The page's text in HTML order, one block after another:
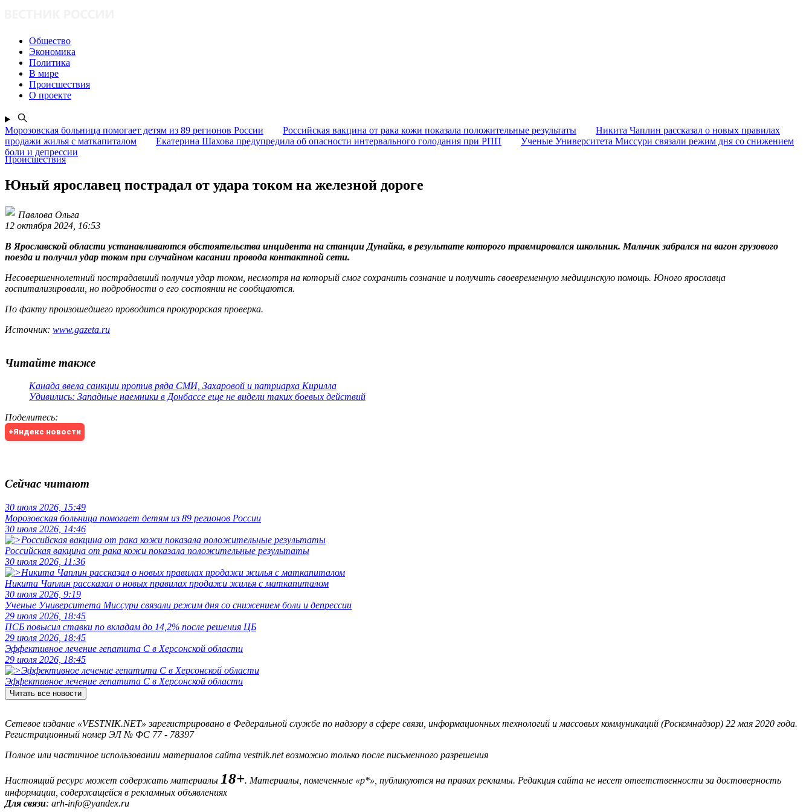
Общество
Экономика
Политика
В мире
Происшествия
О проекте
Морозовская больница помогает детям из 89 регионов России Российская вакцина от рака кожи показала положительные результаты
Никита Чаплин рассказал о новых правилах
продажи жилья с маткапиталом
Екатерина Шахова предупредила об опасности интервального голодания при РПП
Ученые Университета Миссури связали режим дня со снижением
боли и депрессии
Происшествия
Юный ярославец пострадал от удара током на железной дороге
Павлова Ольга
12 октября 2024, 16:53
В Ярославской области устанавливаются обстоятельства инцидента на станции Дунайка, в результате которого травмировался школьник. Мальчик забрался на вагон грузового
поезда и получил удар током при случайном касании провода контактной сети.
Несовершеннолетний пострадавший получил удар током, несмотря на который смог сохранить сознание и получить своевременную медицинскую помощь. Юного ярославца
госпитализировали, но подробности о его состоянии не сообщаются.
По факту произошедшего проводится прокурорская проверка.
Источник: www.gazeta.ru
Читайте также
Канада ввела санкции против ряда СМИ, Захаровой и патриарха Кирилла
Удивились: Западные наемники в Донбассе еще не видели таких боевых действий
Поделитесь:
+Яндекс новости
Сейчас читают
30 июля 2026, 15:49
Морозовская больница помогает детям из 89 регионов России
30 июля 2026, 14:46
Российская вакцина от рака кожи показала положительные результаты
30 июля 2026, 11:36
Никита Чаплин рассказал о новых правилах продажи жилья с маткапиталом
30 июля 2026, 9:19
Ученые Университета Миссури связали режим дня со снижением боли и депрессии
29 июля 2026, 18:45
ПСБ повысил ставки по вкладам до 14,2% после решения ЦБ
29 июля 2026, 18:45
Эффективное лечение гепатита C в Херсонской области
29 июля 2026, 18:45
Эффективное лечение гепатита C в Херсонской области
Читать все новости
Сетевое издание «VESTNIK.NET» зарегистрировано в Федеральной службе по надзору в сфере связи, информационных технологий и массовых коммуникаций (Роскомнадзор) 22 мая 2020 года.
Регистрационный номер ЭЛ № ФС 77 - 78397
Полное или частичное использовании материалов сайта vestnik.net возможно только после письменного разрешения
Настоящий ресурс может содержать материалы 18+. Материалы, помеченные «р*», публикуются на правах рекламы. Редакция сайта не несет ответственности за достоверность
информации, содержащейся в рекламных объявлениях
Для связи: arh-info@yandex.ru